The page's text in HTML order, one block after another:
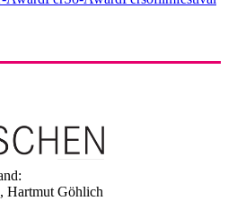
Hartmut Göhlich